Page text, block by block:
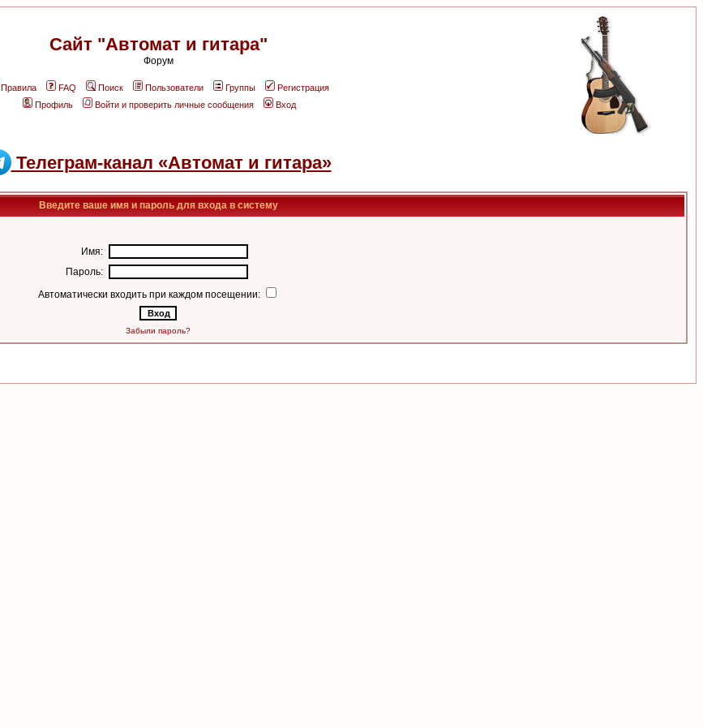
Сайт "Автомат и гитара"
Форум
Правила FAQ Поиск Пользователи Группы
Регистрация
Профиль
Войти и проверить личные сообщения Вход
Телеграм-канал «Автомат и гитара»
Введите ваше имя и пароль для входа в систему
Имя:
Пароль:
Автоматически входить при каждом посещении:
Забыли пароль?